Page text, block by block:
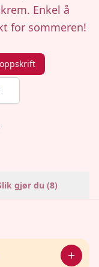
Enkel å
for sommeren!
gjør du (8)